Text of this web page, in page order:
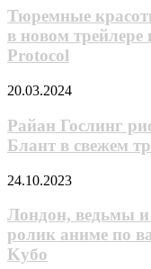
и Самка
из «Пацанов»
в новом
трейлере
The
Protocol
Тюремные
в новом
Protocol
Райан
рискует
жизнью
ради
Блант
свежем
трейлере
«Каскадёров»
20.03.2024
Райан Гослинг
Блант в свежем
Лондон,
и
драконы:
появился
новый
24.10.2023
Лондон, ведьмы
ролик aнимe пo
Kyбo